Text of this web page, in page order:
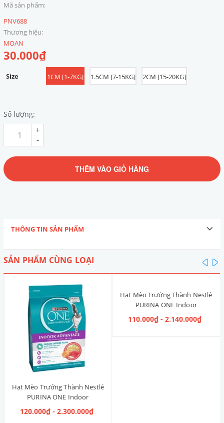
Mã sản phẩm:
PNV688
Thương hiệu:
MOAN
30.000₫
Size 1CM [1-7KG] 1.5CM [7-15KG] 2CM [15-20KG]
Số lượng:
-
+
THÊM VÀO GIỎ HÀNG
THÔNG TIN SẢN PHẨM
SẢN PHẨM CÙNG LOẠI
Hạt Mèo Trưởng Thành Nestlé
PURINA ONE Indoor
Advantage Salmon & Tuna [Vị
Cá Hồi & Cá Ngừ]
120.000₫ - 2.300.000₫
Hạt Mèo Trưởng Thành Nestlé
PURINA ONE Indoor
Advantage [Vị Gà]
110.000₫ - 2.140.000₫